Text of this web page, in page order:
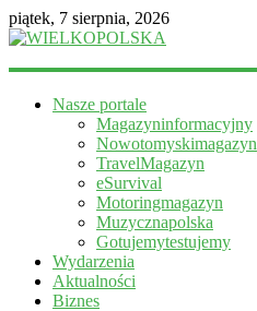
piątek, 7 sierpnia, 2026
WIELKOPOLSKA
informacyjny
Nasze portale
Magazyninformacyjny
Nowotomyskimagazyn
TravelMagazyn
eSurvival
Motoringmagazyn
Muzycznapolska
Gotujemytestujemy
Wydarzenia
Aktualności
Biznes